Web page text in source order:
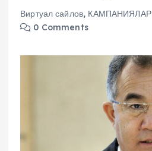
Виртуал сайлов, КАМПАНИЯЛАР
0 Comments